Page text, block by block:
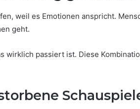
weil es Emotionen anspricht.
geht.
passiert ist. Diese